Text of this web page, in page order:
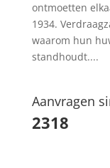
ontmoetten
1934.
waarom hun
standhoudt....
Aanvragen
2318